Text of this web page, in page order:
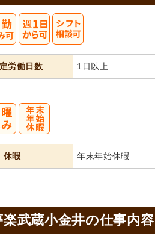
労働日数 1日以上
休暇 年末年始休暇
武蔵小金井の仕事内容